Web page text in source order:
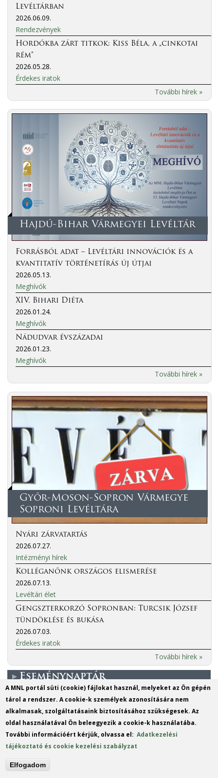
Levéltárban
2026.06.09.
Rendezvények
Hordókba zárt titkok: Kiss Béla, a „cinkotai
rém”
2026.05.28.
Érdekes iratok
További hírek »
Hajdú-Bihar Vármegyei Levéltár
Forrásból adat – Levéltári innovációk és a
kvantitatív történetírás új útjai
2026.05.13.
Meghívók
XIV. Bihari Diéta
2026.01.24.
Meghívók
Nádudvar évszázadai
2026.01.23.
Meghívók
További hírek »
Győr-Moson-Sopron Vármegye
Soproni Levéltára
Nyári zárvatartás
2026.07.27.
Intézményi hírek
Kolléganőnk országos elismerése
2026.07.13.
Levéltári élet
Gengszterkorzó Sopronban: Turcsik József
tündöklése és bukása
2026.07.03.
Érdekes iratok
További hírek »
Eseménynaptár
More events
MO
DI MI DO FR SA
SO
3
A MNL portál süti (cookie) fájlokat használ, melyeket az Ön gépén
tárol a rendszer. A cookie-k személyek azonosítására nem
alkalmasak, szolgáltatásaink biztosításához szükségesek. Az
oldal használatával Ön beleegyezik a cookie-k használatába.
További információért kérjük, olvassa el:Adatkezelési
tájékoztató és cookie kezelési szabályzat
Elfogadom